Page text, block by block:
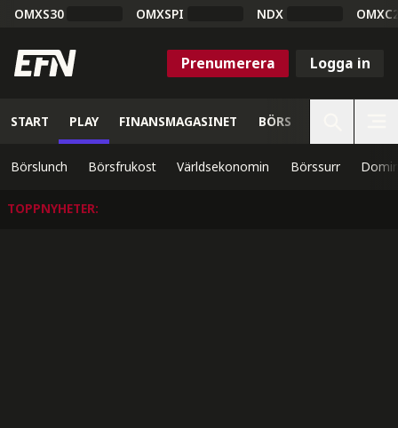
OMXS30 OMXSPI NDX
Prenumerera Logga in
START PLAY FINANSMAGASINET BÖRS
Börslunch Börsfrukost Världsekonomin Börssurr
TOPPNYHETER: